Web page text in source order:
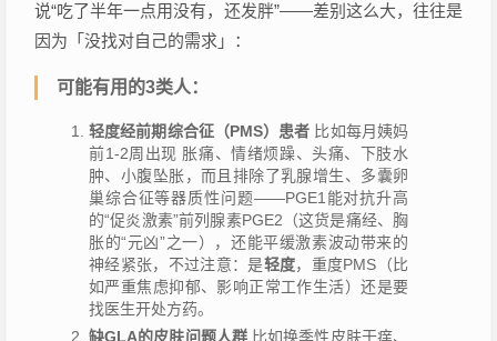
说“吃了半年一点用没有，还发胖”——差别这么大，往往是
因为「没找对自己的需求」：
可能有用的3类人：
轻度经前期综合征（PMS）患者 比如每月姨妈
前1-2周出现 胀痛、情绪烦躁、头痛、下肢水
肿、小腹坠胀，而且排除了乳腺增生、多囊卵
巢综合征等器质性问题——PGE1能对抗升高
的“促炎激素”前列腺素PGE2（这货是痛经、胸
胀的“元凶”之一），还能平缓激素波动带来的
神经紧张，不过注意：是轻度，重度PMS（比
如严重焦虑抑郁、影响正常工作生活）还是要
找医生开处方药。
缺GLA的皮肤问题人群比如换季性皮肤干痒、